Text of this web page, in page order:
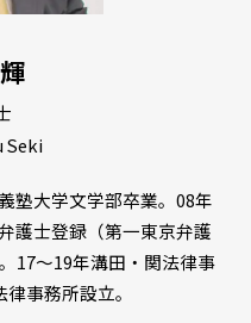
Seki
塾大学文学部卒業。08年
護士登録（第一東京弁護
17〜19年溝田・関法律事
事務所設立。